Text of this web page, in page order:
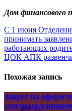
Дом финансового
Навигация
по
записям
С 1 июня
принимать
работающих
ЦОК АПК
Похожая запись
Запрет на
злоумышленников